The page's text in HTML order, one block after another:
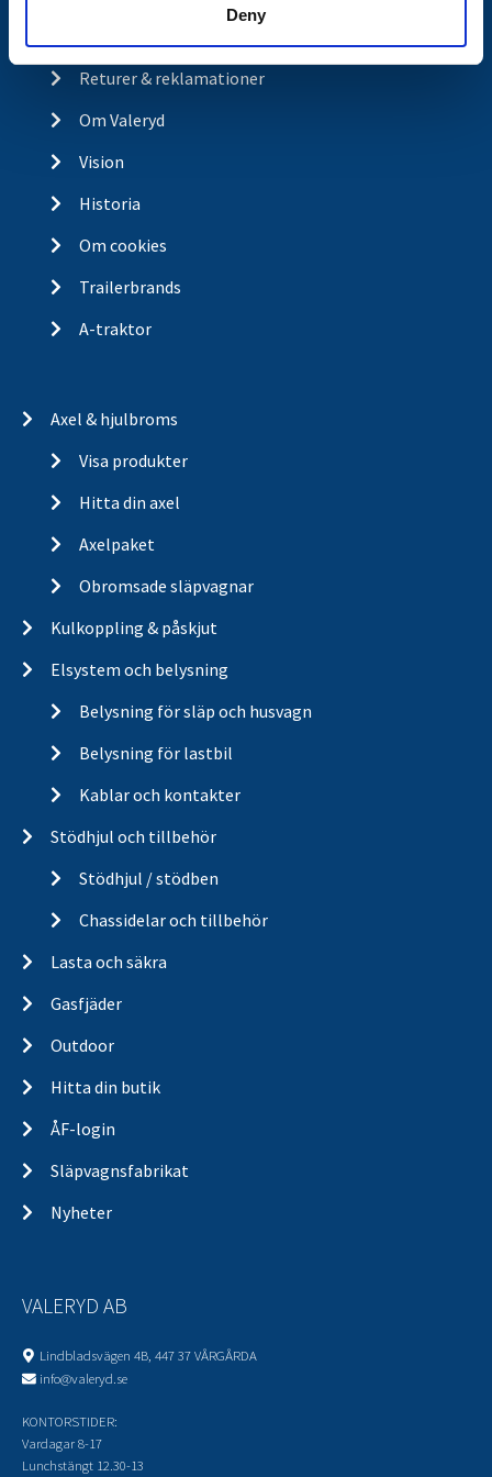
Deny
Returer & reklamationer
Om Valeryd
Vision
Historia
Om cookies
Trailerbrands
A-traktor
Axel & hjulbroms
Visa produkter
Hitta din axel
Axelpaket
Obromsade släpvagnar
Kulkoppling & påskjut
Elsystem och belysning
Belysning för släp och husvagn
Belysning för lastbil
Kablar och kontakter
Stödhjul och tillbehör
Stödhjul / stödben
Chassidelar och tillbehör
Lasta och säkra
Gasfjäder
Outdoor
Hitta din butik
ÅF-login
Släpvagnsfabrikat
Nyheter
VALERYD AB
Lindbladsvägen 4B, 447 37 VÅRGÅRDA
info@valeryd.se
KONTORSTIDER:
Vardagar 8-17
Lunchstängt 12.30-13